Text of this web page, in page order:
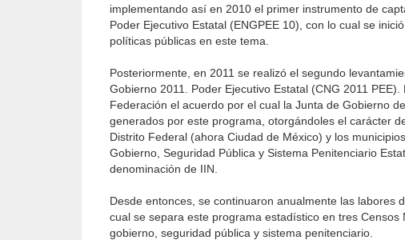
implementando así en 2010 el primer instrumento de
Poder Ejecutivo Estatal (ENGPEE 10), con lo cual se
políticas públicas en este tema.
Posteriormente, en 2011 se realizó el segundo
Gobierno 2011. Poder Ejecutivo Estatal (CNG 2011
Federación el acuerdo por el cual la Junta de Gobierno
generados por este programa, otorgándoles el carácter
Distrito Federal (ahora Ciudad de México) y los
Gobierno, Seguridad Pública y Sistema Penitenciario
denominación de IIN.
Desde entonces, se continuaron anualmente las labores
cual se separa este programa estadístico en tres
gobierno, seguridad pública y sistema penitenciario.